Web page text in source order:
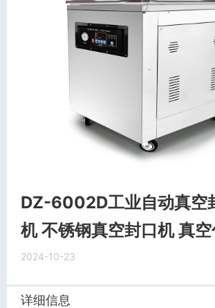
DZ-6002D工业自动真空
机 不锈钢真空封口机 真
2024-10-23
详细信息